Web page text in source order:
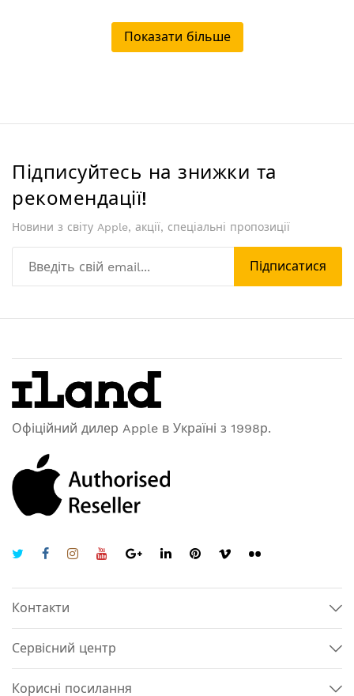
Показати більше
Підписуйтесь на знижки та
рекомендації!
Новини з світу Apple, акції, спеціальні пропозиції
Підписатися
Офіційний дилер Apple в Україні з 1998р.
Контакти
Сервісний центр
Корисні посилання